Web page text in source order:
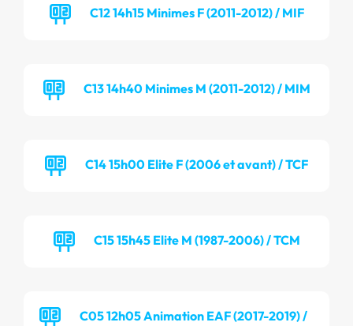
C12 14h15 Minimes F (2011-2012) / MIF
C13 14h40 Minimes M (2011-2012) / MIM
C14 15h00 Elite F (2006 et avant) / TCF
C15 15h45 Elite M (1987-2006) / TCM
C05 12h05 Animation EAF (2017-2019) /